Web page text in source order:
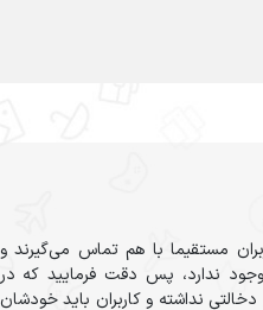
مستقیما با هم تماس می‌گیرند و
ندارد، پس دقت فرمایید که در
نداشته و کاربران باید خودشان